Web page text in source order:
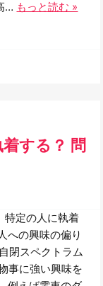
… もっと読む »
する？ 問
特定の人に執着
への興味の偏り
閉スペクトラム
事に強い興味を